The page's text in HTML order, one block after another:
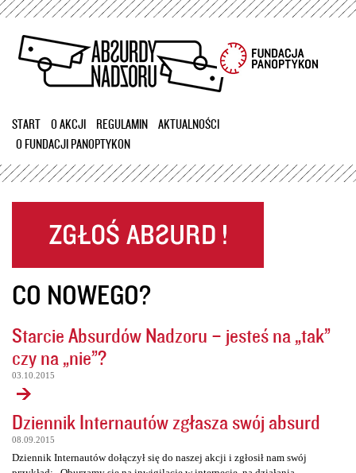
Przejdź
treści
START O AKCJI REGULAMIN
AKTUALNOŚCI
O FUNDACJI PANOPTYKON
CO NOWEGO?
Starcie Absurdów Nadzoru – jesteś na „tak”
czy na „nie”?
03.10.2015
Dziennik Internautów zgłasza swój absurd
08.09.2015
Dziennik Internautów dołączył się do naszej akcji i zgłosił nam swój